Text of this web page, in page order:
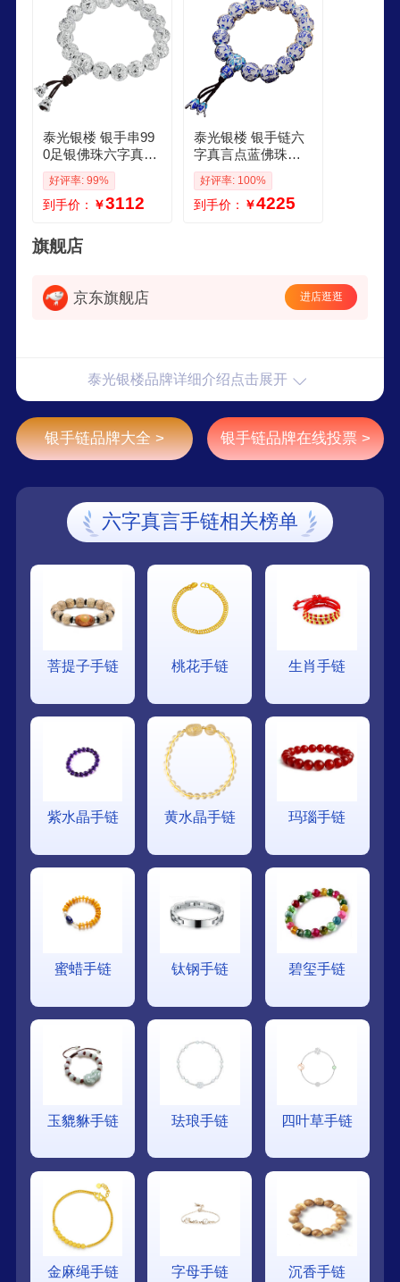
泰光银楼 银手串99
0足银佛珠六字真言
六字大明咒银手链
手饰 珠子直径10m
m 重约49克
好评率: 99%
到手价： ￥3112
泰光银楼 银手链六
字真言点蓝佛珠足
银手串心经男女款
首饰送爱人 大号珠
子直径13毫米 银重
好评率: 100%
到手价： ￥4225
旗舰店
京东旗舰店 进店逛逛
泰光银楼品牌详细介绍点击展开
银手链品牌大全 > 银手链品牌在线投票 >
六字真言手链相关榜单
菩提子手链 桃花手链 生肖手链
紫水晶手链 黄水晶手链 玛瑙手链
蜜蜡手链 钛钢手链 碧玺手链
玉貔貅手链 珐琅手链 四叶草手链
金麻绳手链 字母手链 沉香手链